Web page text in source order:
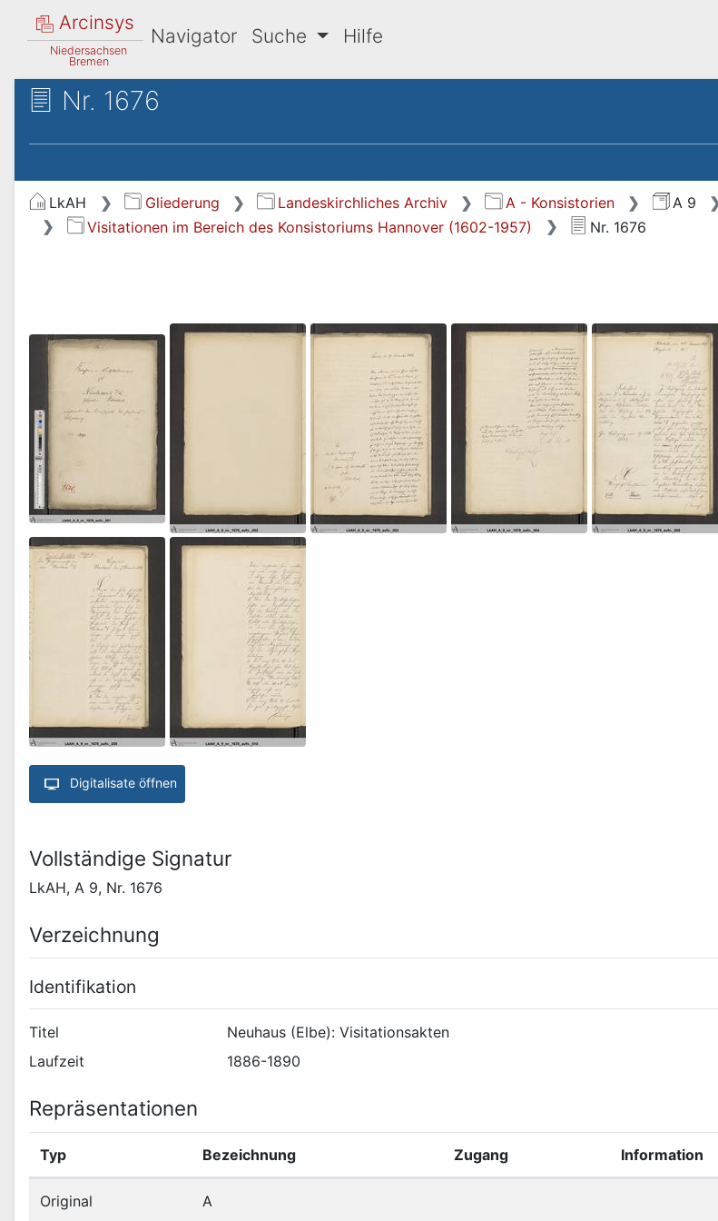
Arcinsys
Niedersachsen
Bremen
Navigator Suche Hilfe
Nr. 1676
LkAH Gliederung Landeskirchliches Archiv A - Konsistorien A 9
Visitationen im Bereich des Konsistoriums Hannover (1602-1957)
Nr. 1676
Digitalisate öffnen
Vollständige Signatur
LkAH, A 9, Nr. 1676
Verzeichnung
Identifikation
Titel
Neuhaus (Elbe): Visitationsakten
Laufzeit
1886-1890
Repräsentationen
Typ Bezeichnung Zugang Information
Original A